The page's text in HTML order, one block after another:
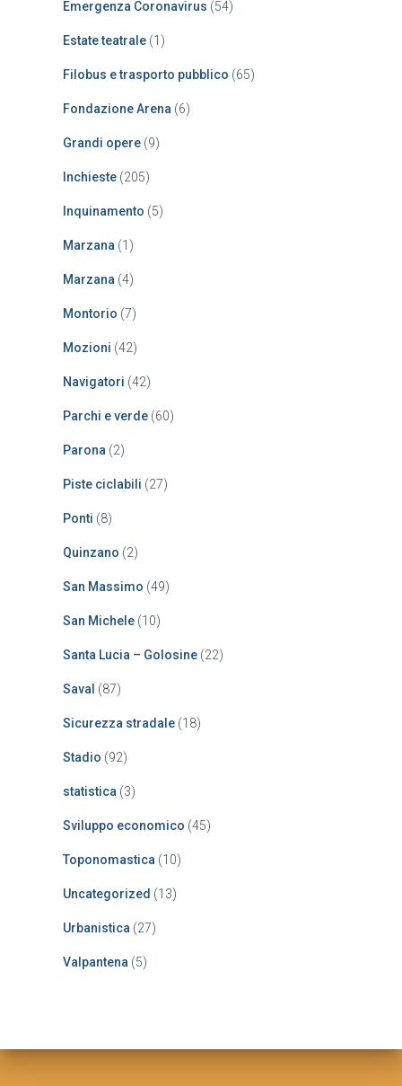
Emergenza Coronavirus (54)
Estate teatrale (1)
Filobus e trasporto pubblico (65)
Fondazione Arena (6)
Grandi opere (9)
Inchieste (205)
Inquinamento (5)
Marzana (1)
Marzana (4)
Montorio (7)
Mozioni (42)
Navigatori (42)
Parchi e verde (60)
Parona (2)
Piste ciclabili (27)
Ponti (8)
Quinzano (2)
San Massimo (49)
San Michele (10)
Santa Lucia – Golosine (22)
Saval (87)
Sicurezza stradale (18)
Stadio (92)
statistica (3)
Sviluppo economico (45)
Toponomastica (10)
Uncategorized (13)
Urbanistica (27)
Valpantena (5)